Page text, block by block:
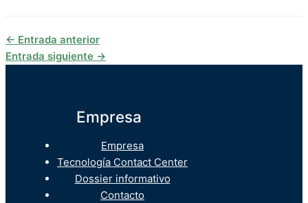
← Entrada anterior
Entrada siguiente →
Empresa
Empresa
Tecnología Contact Center
Dossier informativo
Contacto